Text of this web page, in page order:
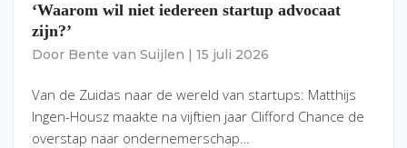
‘Waarom wil niet iedereen startup advocaat
zijn?’
Door Bente van Suijlen 15 juli 2026
Van de Zuidas naar de wereld van startups: Matthijs
Ingen-Housz maakte na vijftien jaar Clifford Chance de
overstap naar ondernemerschap…